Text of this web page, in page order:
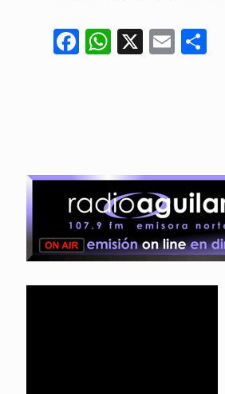
Facebook
WhatsApp
X Email